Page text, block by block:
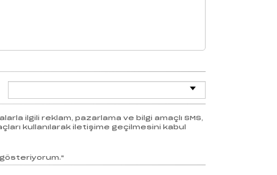
ilgili reklam, pazarlama ve bilgi amaçlı SMS,
kullanılarak iletişime geçilmesini kabul